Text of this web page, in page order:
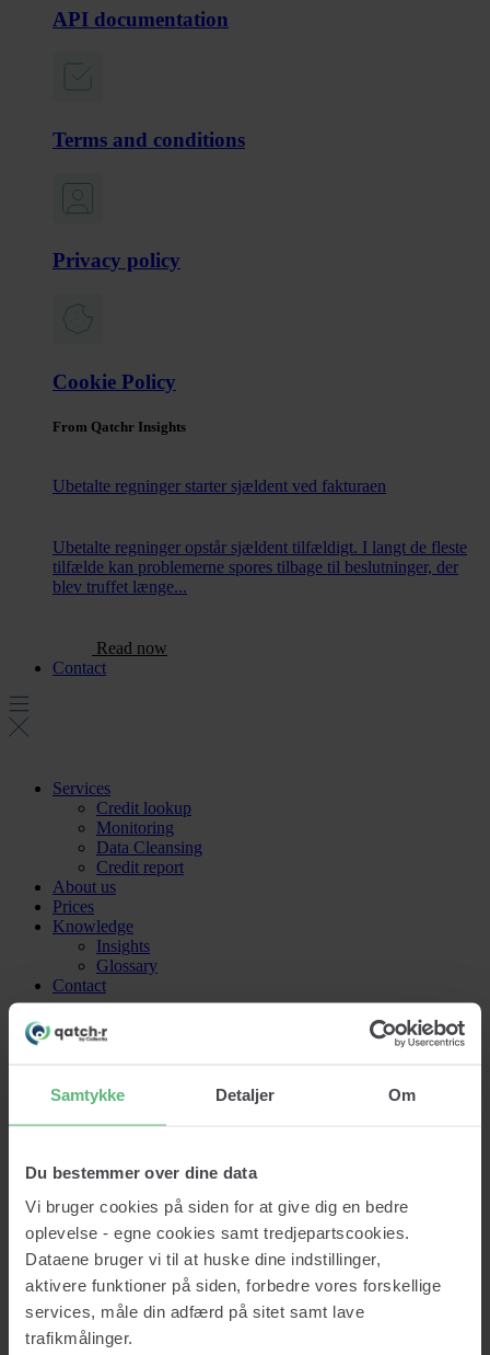
Samtykke Detaljer Om
Du bestemmer over dine data
Vi bruger cookies på siden for at give dig en bedre
oplevelse - egne cookies samt tredjepartscookies.
Dataene bruger vi til at huske dine indstillinger,
aktivere funktioner på siden, forbedre vores forskellige
services, måle din adfærd på sitet samt lave
trafikmålinger.
API documentation
Terms and conditions
Privacy policy
Cookie Policy
From Qatchr Insights
Ubetalte regninger starter sjældent ved fakturaen
Ubetalte regninger opstår sjældent tilfældigt. I langt de fleste
tilfælde kan problemerne spores tilbage til beslutninger, der
blev truffet længe...
Read now
Contact
Services
Credit lookup
Monitoring
Data Cleansing
Credit report
About us
Prices
Knowledge
Insights
Glossary
Contact
Log in
Get started
Lad os vaske dine data!
Clean data. Right customers. Right decisions.
Vask min data